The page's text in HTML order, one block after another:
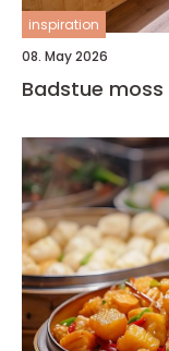
inspiration
08. May 2026